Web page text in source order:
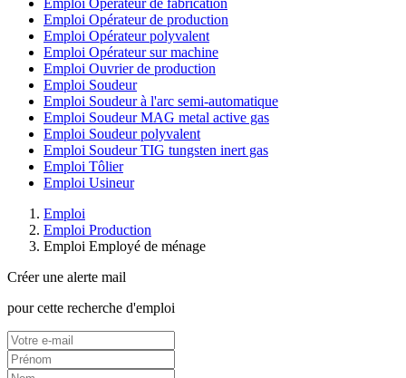
Emploi Opérateur de production
Emploi Opérateur polyvalent
Emploi Opérateur sur machine
Emploi Ouvrier de production
Emploi Soudeur
Emploi Soudeur à l'arc semi-automatique
Emploi Soudeur MAG metal active gas
Emploi Soudeur polyvalent
Emploi Soudeur TIG tungsten inert gas
Emploi Tôlier
Emploi Usineur
Emploi
Emploi Production
Emploi Employé de ménage
Créer une alerte mail
pour cette recherche d'emploi